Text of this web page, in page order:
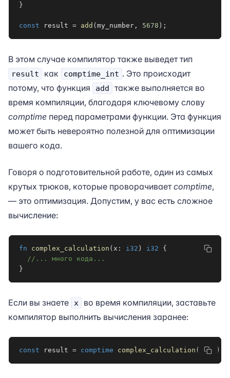
}
const result = add ( my_number , 5678 ) ;
В этом случае компилятор также выведет тип
result как comptime_int . Это происходит
потому, что функция
add
также выполняется во
время компиляции, благодаря ключевому слову
comptime перед параметрами функции. Эта функция
может быть невероятно полезной для оптимизации
вашего кода.
Говоря о подготовительной работе, один из самых
крутых трюков, которые проворачиваетcomptime,
— это оптимизация. Допустим, у вас есть сложное
вычисление:
fn complex_calculation ( x : i32 ) i32
{
//... много кода...
}
Если вы знаете x
во время компиляции, заставьте
компилятор выполнить вычисления заранее:
const result = comptime complex_calculation ( 1234 )